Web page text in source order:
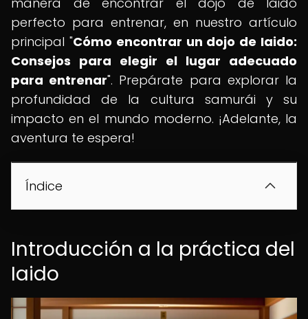
perfecto para entrenar, en nuestro artículo
principal "Cómo encontrar un dojo de Iaido:
Consejos para elegir el lugar adecuado
para entrenar". Prepárate para explorar la
profundidad de la cultura samurái y su
impacto en el mundo moderno. ¡Adelante, la
aventura te espera!
Índice
Introducción a la práctica del
Iaido